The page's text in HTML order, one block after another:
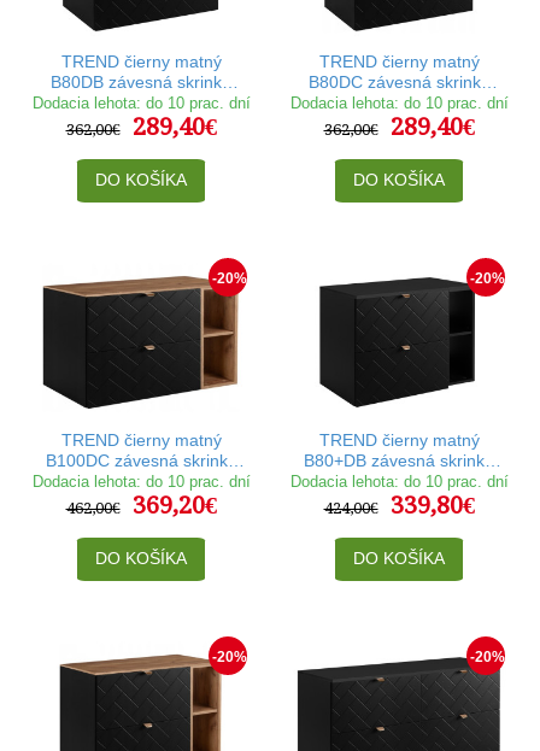
TREND čierny matný
B80DB závesná skrinka
pod umývadlo 80 cm
Dodacia lehota: do 10 prac. dní
362,00€
289,40€
DO KOŠÍKA
TREND čierny matný
B80DC závesná skrinka
pod umývadlo 80 cm
Dodacia lehota: do 10 prac. dní
362,00€
289,40€
DO KOŠÍKA
-20%
TREND čierny matný
B100DC závesná skrinka
pod umývadlo 100 cm
Dodacia lehota: do 10 prac. dní
462,00€
369,20€
DO KOŠÍKA
-20%
TREND čierny matný
B80+DB závesná skrinka
pod umývadlo 80 cm
Dodacia lehota: do 10 prac. dní
424,00€
339,80€
DO KOŠÍKA
-20% -20%